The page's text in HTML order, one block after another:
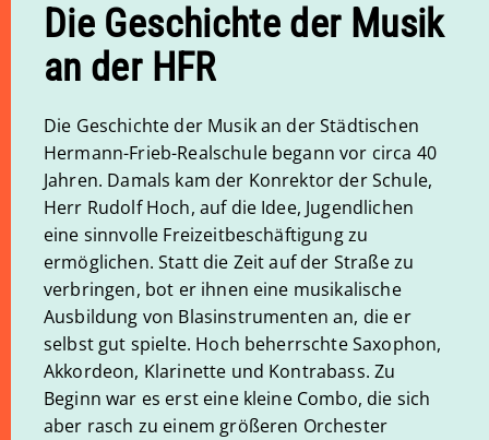
Die Geschichte der Musik
an der HFR
Die Geschichte der Musik an der Städtischen
Hermann-Frieb-Realschule begann vor circa 40
Jahren. Damals kam der Konrektor der Schule,
Herr Rudolf Hoch, auf die Idee, Jugendlichen
eine sinnvolle Freizeitbeschäftigung zu
ermöglichen. Statt die Zeit auf der Straße zu
verbringen, bot er ihnen eine musikalische
Ausbildung von Blasinstrumenten an, die er
selbst gut spielte. Hoch beherrschte Saxophon,
Akkordeon, Klarinette und Kontrabass. Zu
Beginn war es erst eine kleine Combo, die sich
aber rasch zu einem größeren Orchester